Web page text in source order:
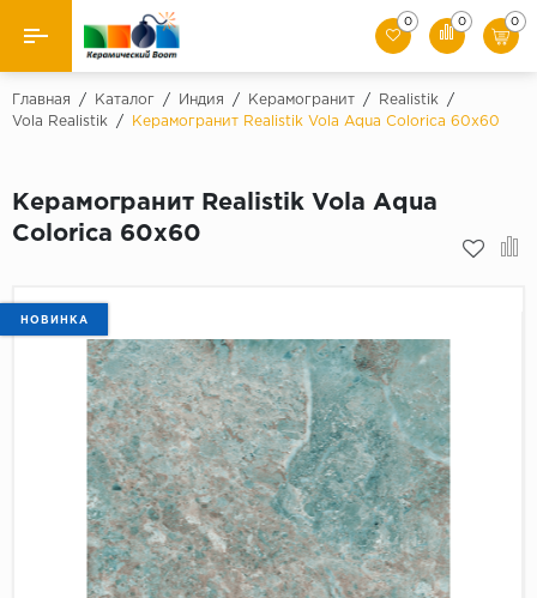
Назад
Керамическая плитка
Искусственный камень
Клинкер
0 0 0
Главная / Каталог / Индия / Керамогранит / Realistik
/
Vola Realistik
/ Керамогранит Realistik Vola Aqua Colorica 60x60
Керамогранит Realistik Vola Aqua
Colorica 60x60
НОВИНКА